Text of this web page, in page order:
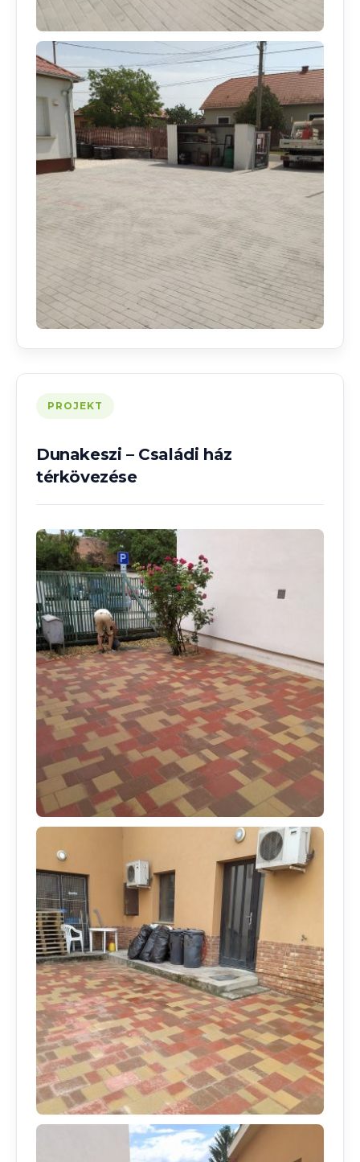
PROJEKT
Dunakeszi – Családi ház
térkövezése